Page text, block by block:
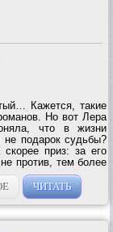
Кажется, такие
Но вот Лера
что в жизни
подарок судьбы?
приз: за его
против, тем более
дочь Глеба Анфиса
ЧИТАТЬ